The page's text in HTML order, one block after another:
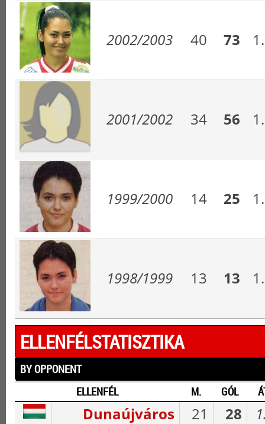
2002/2003 40 73
2001/2002 34 56
1999/2000 14 25
1998/1999 13 13
ELLENFÉLSTATISZTIKA
BY OPPONENT
ELLENFÉL
M. GÓL
Dunaújváros 21 28